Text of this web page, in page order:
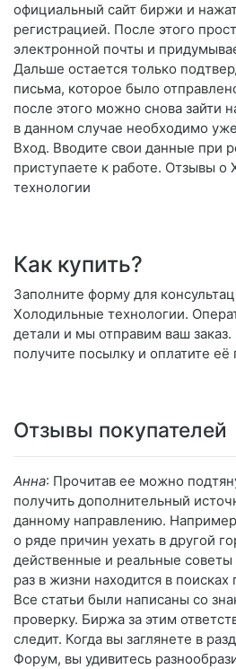
официальный сайт биржи и
регистрацией. После этого
электронной почты и
Дальше остается только
письма, которое было
после этого можно снова зайти
в данном случае необходимо
Вход. Вводите свои данные при
приступаете к работе. Отзывы о
технологии
Как купить?
Заполните форму для
Холодильные технологии.
детали и мы отправим ваш
получите посылку и оплатите
Отзывы покупателей
Анна: Прочитав ее можно
получить дополнительный
данному направлению.
о ряде причин уехать в другой
действенные и реальные советы
раз в жизни находится в
Все статьи были написаны со
проверку. Биржа за этим
следит. Когда вы заглянете в
Форум, вы удивитесь